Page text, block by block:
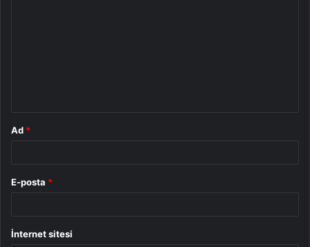
Ad *
E-posta *
İnternet sitesi